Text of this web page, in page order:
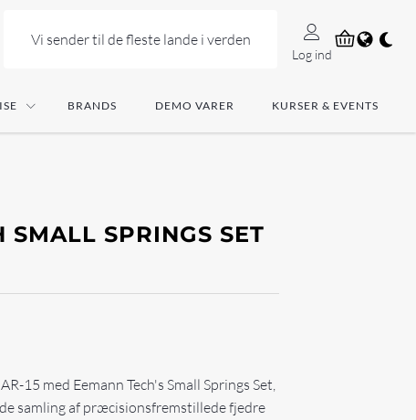
Vi sender til de fleste lande i verden
Log ind
BRANDS DEMO VARER KURSER & EVENTS
SMALL SPRINGS SET
15 med Eemann Tech's Small Springs Set,
samling af præcisionsfremstillede fjedre